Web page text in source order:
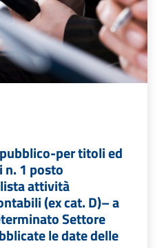
per titoli ed
1 posto
attività
(ex cat. D)– a
Settore
le date delle